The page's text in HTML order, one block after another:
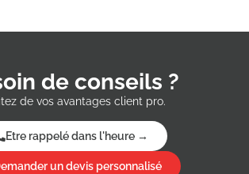
de conseils ?
de vos avantages client pro.
Etre rappelé dans l'heure →
un devis personnalisé